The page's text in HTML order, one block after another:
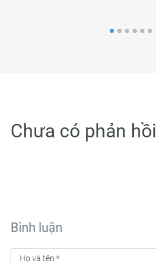
Chưa có phản hồi
Bình luận